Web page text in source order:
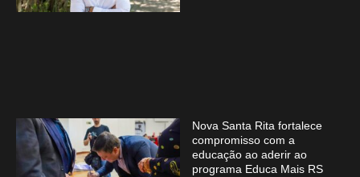
Nova Santa Rita fortalece
compromisso com a
educação ao aderir ao
programa Educa Mais RS